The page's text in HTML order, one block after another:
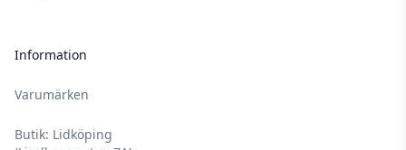
Information
Varumärken
Butik: Lidköping